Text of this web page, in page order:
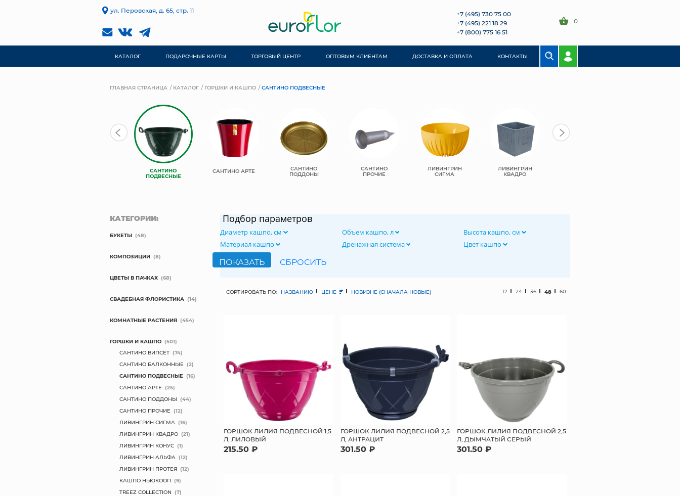
ул. Перовская, д. 65, стр. 11
+7 (495) 730 75 00
+7 (495) 221 18 29
+7 (800) 775 16 51
0
КАТАЛОГ ПОДАРОЧНЫЕ КАРТЫ ТОРГОВЫЙ ЦЕНТР ОПТОВЫМ КЛИЕНТАМ ДОСТАВКА И ОПЛАТА КОНТАКТЫ
ГЛАВНАЯ СТРАНИЦА КАТАЛОГ ГОРШКИ И КАШПО САНТИНО ПОДВЕСНЫЕ
САНТИНО
ПОДВЕСНЫЕ
САНТИНО АРТЕ САНТИНО
ПОДДОНЫ
САНТИНО
ПРОЧИЕ
ЛИВИНГРИН
СИГМА
ЛИВИНГРИН
КВАДРО
Подбор параметров
Диаметр кашпо, см Объем кашпо, л
Высота кашпо, см
Материал кашпо
Дренажная система Цвет кашпо
СОРТИРОВАТЬ ПО: НАЗВАНИЮ ЦЕНЕ НОВИЗНЕ (СНАЧАЛА НОВЫЕ) 12 24 36 48 60
ГОРШОК ЛИЛИЯ ПОДВЕСНОЙ 1,5
Л, ЛИЛОВЫЙ
215.50 ₽
ГОРШОК ЛИЛИЯ ПОДВЕСНОЙ 2,5
Л, АНТРАЦИТ
301.50 ₽
ГОРШОК ЛИЛИЯ ПОДВЕСНОЙ 2,5
Л, ДЫМЧАТЫЙ СЕРЫЙ
301.50 ₽
КАТЕГОРИИ:
БУКЕТЫ (48)
КОМПОЗИЦИИ (8)
ЦВЕТЫ В ПАЧКАХ (68)
СВАДЕБНАЯ ФЛОРИСТИКА (14)
КОМНАТНЫЕ РАСТЕНИЯ (454)
ГОРШКИ И КАШПО (501)
САНТИНО ВИПСЕТ (74)
САНТИНО БАЛКОННЫЕ (2)
САНТИНО ПОДВЕСНЫЕ (16)
САНТИНО АРТЕ (25)
САНТИНО ПОДДОНЫ (44)
САНТИНО ПРОЧИЕ (12)
ЛИВИНГРИН СИГМА (16)
ЛИВИНГРИН КВАДРО (21)
ЛИВИНГРИН КОНУС (1)
ЛИВИНГРИН АЛЬФА (12)
ЛИВИНГРИН ПРОТЕЯ (12)
КАШПО НЬЮКООП (9)
TREEZ COLLECTION (7)